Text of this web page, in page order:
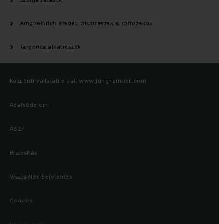
Jungheinrich eredeti alkatrészek & tartozékok
Targonca alkatrészek
Központi vállalati oldal: www.jungheinrich.com
Adatvédelem
ÁSZF
Biztosítás
Visszaélés-bejelentés
Cookies